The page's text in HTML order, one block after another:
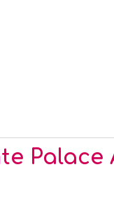
Palace